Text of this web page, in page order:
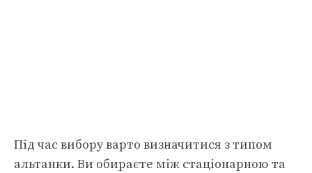
Під час вибору варто визначитися з типом
альтанки. Ви обираєте між стаціонарною та